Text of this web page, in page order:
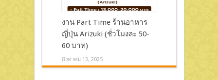
งาน Part Time ร้านอาหาร
ญี่ปุ่น Arizuki (ชั่วโมงละ 50-
60 บาท)
สิงหาคม 13, 2025